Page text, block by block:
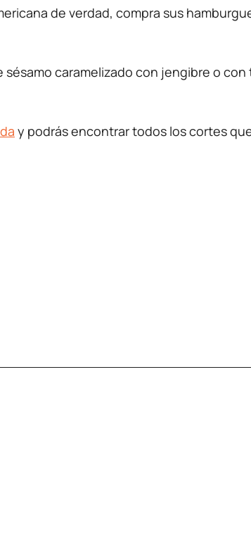
de verdad, compra sus
caramelizado con jengibre o
y podrás encontrar todos los cortes